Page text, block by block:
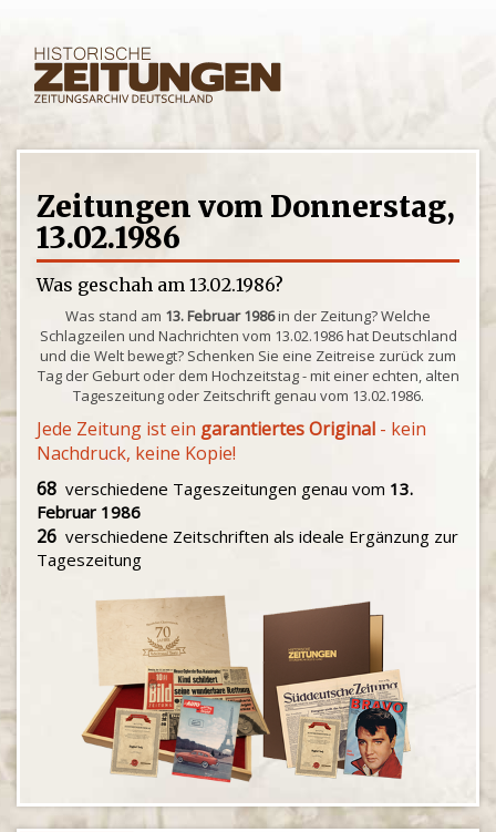
Zeitungen vom Donnerstag,
13.02.1986
Was geschah am 13.02.1986?
Was stand am 13. Februar 1986in der Zeitung? Welche
Schlagzeilen und Nachrichten vom 13.02.1986 hat Deutschland
und die Welt bewegt? Schenken Sie eine Zeitreise zurück zum
Tag der Geburt oder dem Hochzeitstag - mit einer echten, alten
Tageszeitung oder Zeitschrift genau vom 13.02.1986.
Jede Zeitung ist ein garantiertes Original - kein
Nachdruck, keine Kopie!
68 verschiedene Tageszeitungen genau vom 13.
Februar 1986
26 verschiedene Zeitschriften als ideale Ergänzung zur
Tageszeitung